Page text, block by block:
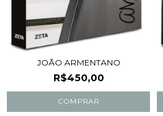
JOÃO ARMENTANO
R$450,00